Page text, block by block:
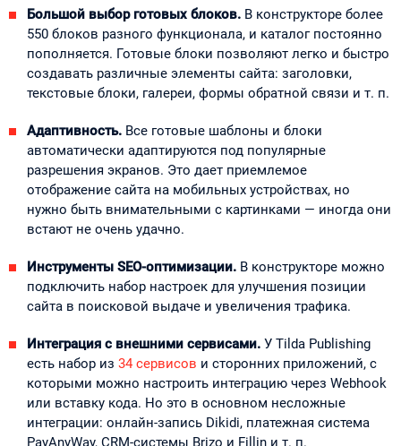
Большой выбор готовых блоков. В конструкторе более
550 блоков разного функционала, и каталог постоянно
пополняется. Готовые блоки позволяют легко и быстро
создавать различные элементы сайта: заголовки,
текстовые блоки, галереи, формы обратной связи и т. п.
Адаптивность. Все готовые шаблоны и блоки
автоматически адаптируются под популярные
разрешения экранов. Это дает приемлемое
отображение сайта на мобильных устройствах, но
нужно быть внимательными с картинками — иногда они
встают не очень удачно.
Инструменты SEO-оптимизации. В конструкторе можно
подключить набор настроек для улучшения позиции
сайта в поисковой выдаче и увеличения трафика.
Интеграция с внешними сервисами. У Tilda Publishing
есть набор из 34 сервисов и сторонних приложений, с
которыми можно настроить интеграцию через Webhook
или вставку кода. Но это в основном несложные
интеграции: онлайн-запись Dikidi, платежная система
PayAnyWay, CRM-системы Brizo и Fillin и т. п.